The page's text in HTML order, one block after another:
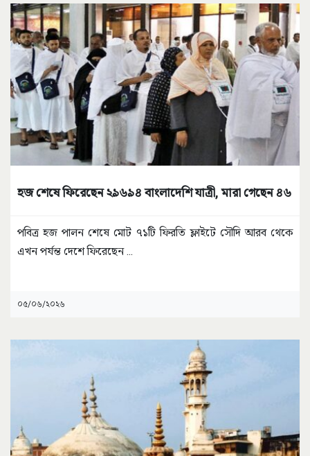
হজ শেষে ফিরেছেন ২৯৬৯৪ বাংলাদেশি যাত্রী, মারা গেছেন ৪৬
পবিত্র হজ পালন শেষে মোট ৭১টি ফিরতি ফ্লাইটে সৌদি আরব থেকে
এখন পর্যন্ত দেশে ফিরেছেন...
০৫/০৬/২০২৬